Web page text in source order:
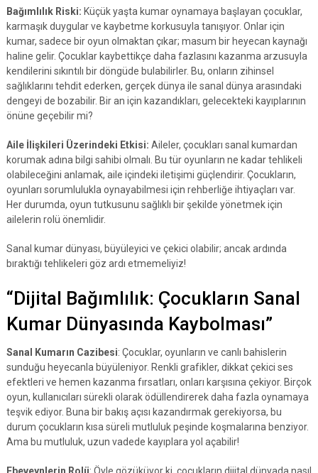
Bağımlılık Riski: Küçük yaşta kumar oynamaya başlayan çocuklar,
karmaşık duygular ve kaybetme korkusuyla tanışıyor. Onlar için
kumar, sadece bir oyun olmaktan çıkar; masum bir heyecan kaynağı
haline gelir. Çocuklar kaybettikçe daha fazlasını kazanma arzusuyla
kendilerini sıkıntılı bir döngüde bulabilirler. Bu, onların zihinsel
sağlıklarını tehdit ederken, gerçek dünya ile sanal dünya arasındaki
dengeyi de bozabilir. Bir an için kazandıkları, gelecekteki kayıplarının
önüne geçebilir mi?
Aile İlişkileri Üzerindeki Etkisi: Aileler, çocukları sanal kumardan
korumak adına bilgi sahibi olmalı. Bu tür oyunların ne kadar tehlikeli
olabileceğini anlamak, aile içindeki iletişimi güçlendirir. Çocukların,
oyunları sorumlulukla oynayabilmesi için rehberliğe ihtiyaçları var.
Her durumda, oyun tutkusunu sağlıklı bir şekilde yönetmek için
ailelerin rolü önemlidir.
Sanal kumar dünyası, büyüleyici ve çekici olabilir; ancak ardında
bıraktığı tehlikeleri göz ardı etmemeliyiz!
“Dijital Bağımlılık: Çocukların Sanal
Kumar Dünyasında Kaybolması”
Sanal Kumarın Cazibesi: Çocuklar, oyunların ve canlı bahislerin
sunduğu heyecanla büyüleniyor. Renkli grafikler, dikkat çekici ses
efektleri ve hemen kazanma fırsatları, onları karşısına çekiyor. Birçok
oyun, kullanıcıları sürekli olarak ödüllendirerek daha fazla oynamaya
teşvik ediyor. Buna bir bakış açısı kazandırmak gerekiyorsa, bu
durum çocukların kısa süreli mutluluk peşinde koşmalarına benziyor.
Ama bu mutluluk, uzun vadede kayıplara yol açabilir!